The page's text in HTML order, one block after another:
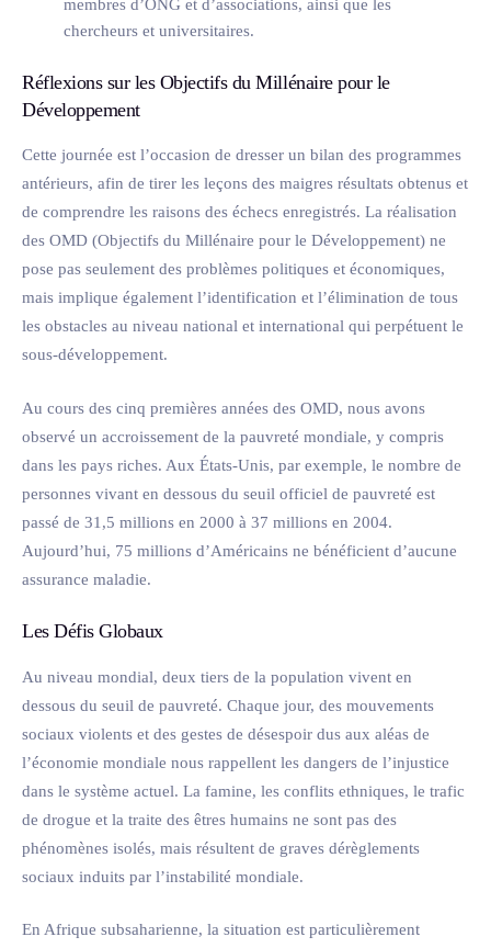
membres d’ONG et d’associations, ainsi que les
chercheurs et universitaires.
Réflexions sur les Objectifs du Millénaire pour le
Développement
Cette journée est l’occasion de dresser un bilan des programmes
antérieurs, afin de tirer les leçons des maigres résultats obtenus et
de comprendre les raisons des échecs enregistrés. La réalisation
des OMD (Objectifs du Millénaire pour le Développement) ne
pose pas seulement des problèmes politiques et économiques,
mais implique également l’identification et l’élimination de tous
les obstacles au niveau national et international qui perpétuent le
sous-développement.
Au cours des cinq premières années des OMD, nous avons
observé un accroissement de la pauvreté mondiale, y compris
dans les pays riches. Aux États-Unis, par exemple, le nombre de
personnes vivant en dessous du seuil officiel de pauvreté est
passé de 31,5 millions en 2000 à 37 millions en 2004.
Aujourd’hui, 75 millions d’Américains ne bénéficient d’aucune
assurance maladie.
Les Défis Globaux
Au niveau mondial, deux tiers de la population vivent en
dessous du seuil de pauvreté. Chaque jour, des mouvements
sociaux violents et des gestes de désespoir dus aux aléas de
l’économie mondiale nous rappellent les dangers de l’injustice
dans le système actuel. La famine, les conflits ethniques, le trafic
de drogue et la traite des êtres humains ne sont pas des
phénomènes isolés, mais résultent de graves dérèglements
sociaux induits par l’instabilité mondiale.
En Afrique subsaharienne, la situation est particulièrement